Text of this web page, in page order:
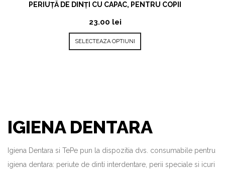
PERIUȚĂ DE DINȚI CU CAPAC, PENTRU COPII
23.00 lei
SELECTEAZA OPTIUNI
IGIENA DENTARA
Igiena Dentara si TePe pun la dispozitia dvs. consumabile pentru
igiena dentara: periute de dinti interdentare, perii speciale si icuri